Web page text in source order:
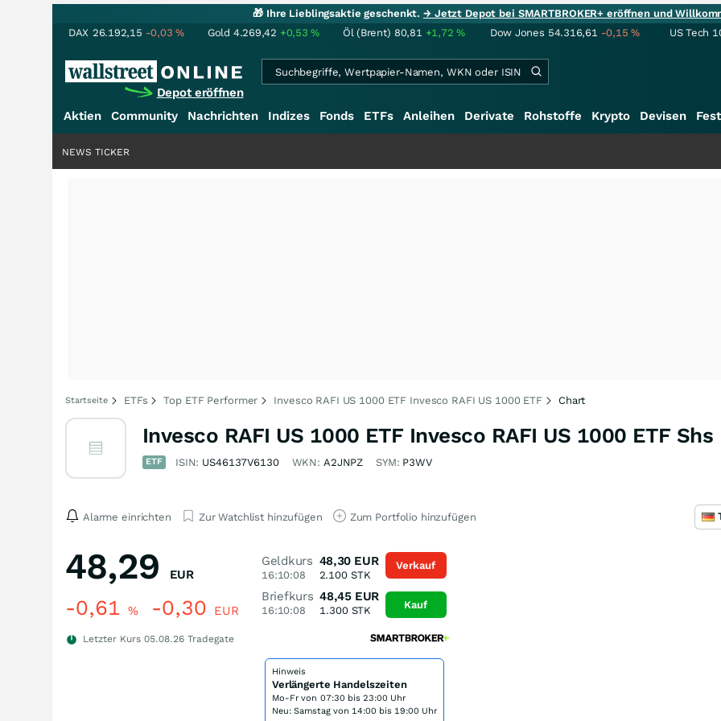
🎁 Ihre Lieblingsaktie geschenkt.→ Jetzt Depot bei SMARTBROKER+ eröffnen und
DAX 26.192,15 -0,03% Gold 4.269,42 +0,53% Öl (Brent) 80,81 +1,72% Dow Jones 54.316,61 -0,15% US Tech
Depot eröffnen
Aktien Community Nachrichten Indizes Fonds ETFs Anleihen Derivate Rohstoffe Krypto Devisen
NEWS TICKER
Startseite ETFs Top ETF Performer Invesco RAFI US 1000 ETF Invesco RAFI US 1000 ETF Chart
Invesco RAFI US 1000 ETF Invesco RAFI US 1000 ETF Shs
ETF ISIN: US46137V6130 WKN: A2JNPZ SYM: P3WV
Alarme einrichten Zur Watchlist hinzufügen Zum Portfolio hinzufügen
48,29 EUR
-0,61 % -0,30 EUR
Letzter Kurs 05.08.26 Tradegate
Geldkurs
16:10:08
48,30 EUR
2.100STK
Briefkurs
16:10:08
48,45 EUR
1.300STK
Verkauf
Kauf
Hinweis
Verlängerte Handelszeiten
Mo-Fr von 07:30 bis 23:00 Uhr
Neu: Samstag von 14:00 bis 19:00 Uhr